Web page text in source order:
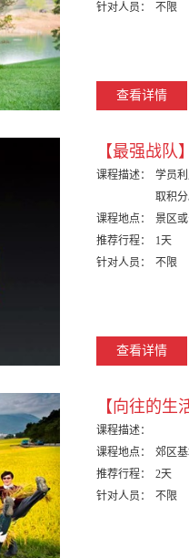
针对人员：
不限
查看详情
【最强战队
课程描述：
学员
取积
课程地点：
景区
推荐行程：
1天
针对人员：
不限
查看详情
【向往的生
课程描述：
课程地点：
郊区
推荐行程：
2天
针对人员：
不限